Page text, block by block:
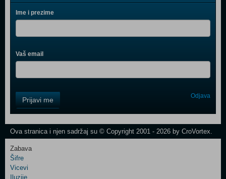
Ime i prezime
Vaš email
Field
One
Control
Prijavi me Odjava
Ova stranica i njen sadržaj su © Copyright 2001 - 2026 by CroVortex.
Zabava
Šifre
Vicevi
Iluzije